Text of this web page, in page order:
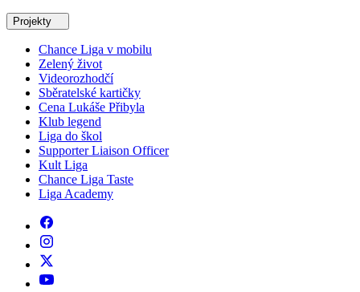
Projekty
Chance Liga v mobilu
Zelený život
Videorozhodčí
Sběratelské kartičky
Cena Lukáše Přibyla
Klub legend
Liga do škol
Supporter Liaison Officer
Kult Liga
Chance Liga Taste
Liga Academy